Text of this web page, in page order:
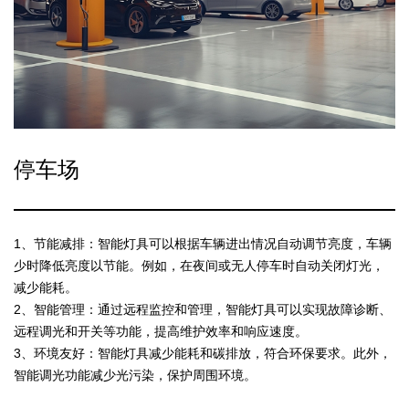
停车场
1、节能减排：智能灯具可以根据车辆进出情况自动调节亮度，车辆
少时降低亮度以节能。例如，在夜间或无人停车时自动关闭灯光，
减少能耗。
2、智能管理：通过远程监控和管理，智能灯具可以实现故障诊断、
远程调光和开关等功能，提高维护效率和响应速度。
3、环境友好：智能灯具减少能耗和碳排放，符合环保要求。此外，
智能调光功能减少光污染，保护周围环境。